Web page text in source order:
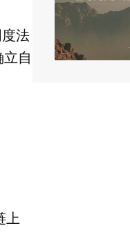
法
自
上